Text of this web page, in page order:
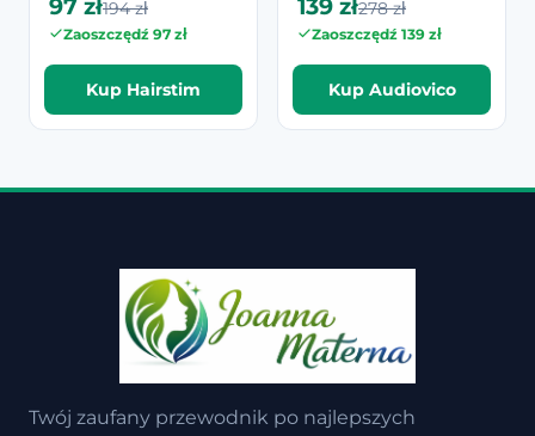
97 zł194 zł
Zaoszczędź 97 zł
Kup Hairstim
139 zł278 zł
Zaoszczędź 139 zł
Kup Audiovico
Twój zaufany przewodnik po najlepszych